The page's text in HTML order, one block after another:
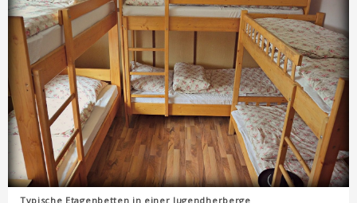
Typische Etagenbetten in einer Jugendherberge